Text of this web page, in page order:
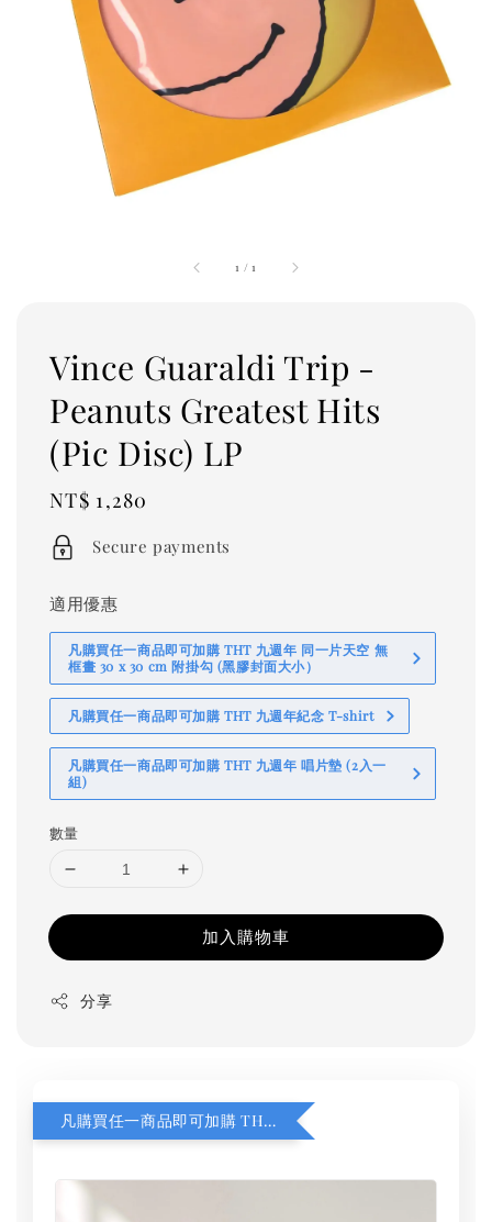
1 /1
Vince Guaraldi Trip -
Peanuts Greatest Hits
(Pic Disc) LP
Regular
price
NT$ 1,280
Secure payments
適用優惠
凡購買任一商品即可加購 THT 九週年 同一片天空 無
框畫 30 x 30 cm 附掛勾 (黑膠封面大小）
凡購買任一商品即可加購 THT 九週年紀念 T-shirt
凡購買任一商品即可加購 THT 九週年 唱片墊 (2入一
組)
數量
加入購物車
分享
凡購買任一商品即可加購 THT 九週年 同一片天空 無框畫 30 x 30 cm 附掛勾 (黑膠封面大小）